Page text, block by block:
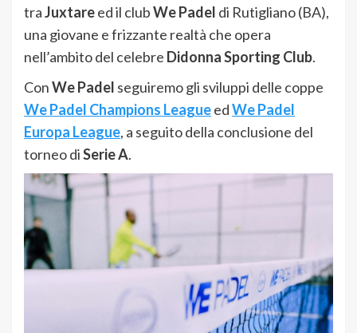
traJuxtareed il clubWe Padel di Rutigliano (BA),
una giovane e frizzante realtà che opera
nell’ambito del celebre Didonna Sporting Club.
ConWe Padel seguiremo gli sviluppi delle coppe
We Padel Champions LeagueedWe Padel
Europa League, a seguito della conclusione del
torneo diSerie A.